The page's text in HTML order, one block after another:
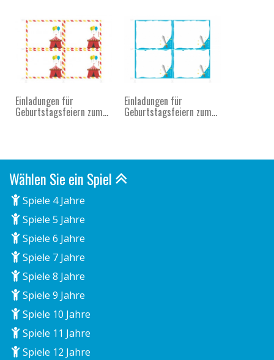
Einladungen für
Geburtstagsfeiern zum...
Einladungen für
Geburtstagsfeiern zum...
Wählen Sie ein Spiel
Spiele 4 Jahre
Spiele 5 Jahre
Spiele 6 Jahre
Spiele 7 Jahre
Spiele 8 Jahre
Spiele 9 Jahre
Spiele 10 Jahre
Spiele 11 Jahre
Spiele 12 Jahre